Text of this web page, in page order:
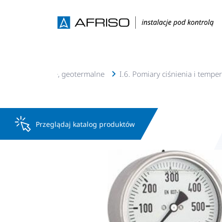
c.w.u, solarne, geotermalne I.6. Pomiary ciśnienia i
Przeglądaj katalog produktów